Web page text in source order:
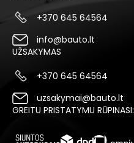
+370 645 64564
info@bauto.lt
UŽSAKYMAS
+370 645 64564
uzsakymai@bauto.lt
GREITU PRISTATYMU RŪPINASI: